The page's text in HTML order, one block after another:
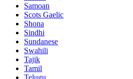
Samoan
Scots Gaelic
Shona
Sindhi
Sundanese
Swahili
Tajik
Tamil